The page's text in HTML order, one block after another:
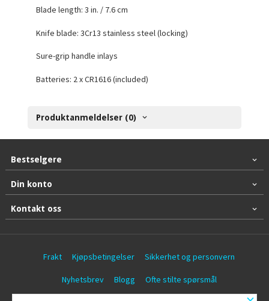
Blade length: 3 in. / 7.6 cm
Knife blade: 3Cr13 stainless steel (locking)
Sure-grip handle inlays
Batteries: 2 x CR1616 (included)
Produktanmeldelser (0)
Bestselgere
Din konto
Kontakt oss
Frakt Kjøpsbetingelser Sikkerhet og personvern
Nyhetsbrev Blogg Ofte stilte spørsmål